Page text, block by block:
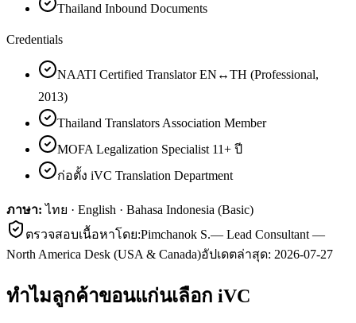
Thailand Inbound Documents
Credentials
NAATI Certified Translator EN↔TH (Professional,
2013)
Thailand Translators Association Member
MOFA Legalization Specialist 11+ ปี
ก่อตั้ง iVC Translation Department
ภาษา: ไทย · English · Bahasa Indonesia (Basic)
ตรวจสอบเนื้อหาโดย:Pimchanok S.— Lead Consultant —
North America Desk (USA & Canada)อัปเดตล่าสุด: 2026-07-27
ทำไมลูกค้าขอนแก่นเลือก iVC